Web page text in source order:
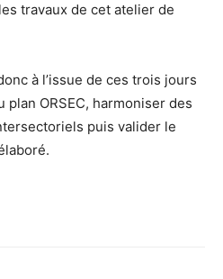
travaux de cet atelier de
à l’issue de ces trois jours
ORSEC, harmoniser des
puis valider le